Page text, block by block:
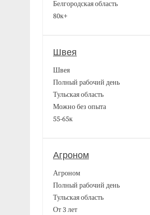
Белгородская область
80к+
Швея
Швея
Полный рабочий день
Тульская область
Можно без опыта
55-65к
Агроном
Агроном
Полный рабочий день
Тульская область
От 3 лет